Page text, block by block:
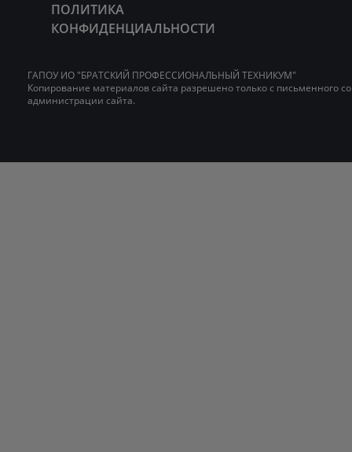
ПОЛИТИКА
КОНФИДЕНЦИАЛЬНОСТИ
ГАПОУ ИО "БРАТСКИЙ ПРОФЕССИОНАЛЬНЫЙ ТЕХНИКУМ"
Копирование материалов сайта разрешено только с письменного
администрации сайта.